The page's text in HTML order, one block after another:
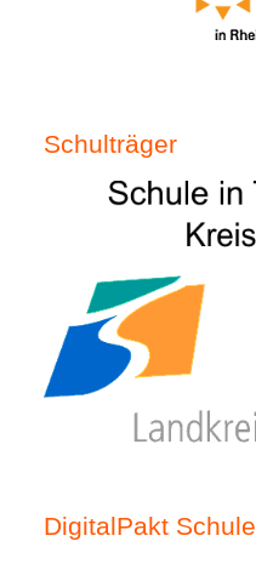
Schulträger
DigitalPakt Schule